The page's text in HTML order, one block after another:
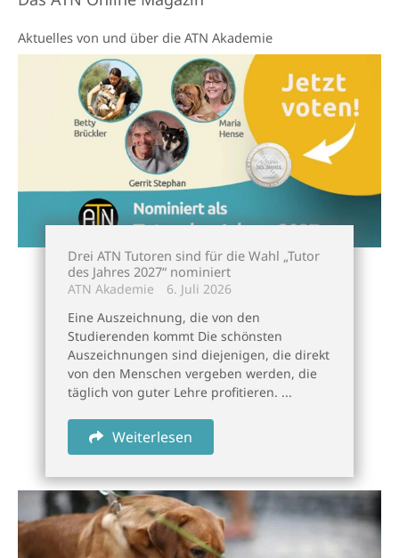
Aktuelles von und über die ATN Akademie
Drei ATN Tutoren sind für die Wahl „Tutor
des Jahres 2027“ nominiert
ATN Akademie
6. Juli 2026
Eine Auszeichnung, die von den
Studierenden kommt Die schönsten
Auszeichnungen sind diejenigen, die direkt
von den Menschen vergeben werden, die
täglich von guter Lehre profitieren. ...
Weiterlesen